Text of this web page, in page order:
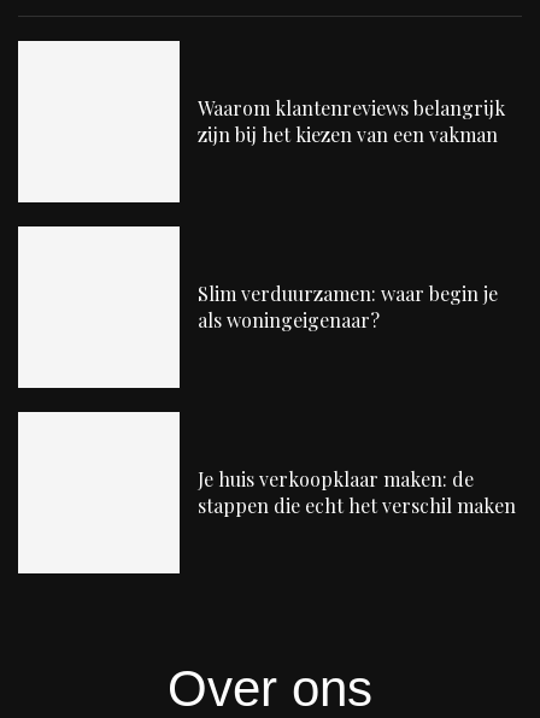
Waarom klantenreviews belangrijk
zijn bij het kiezen van een vakman
Slim verduurzamen: waar begin je
als woningeigenaar?
Je huis verkoopklaar maken: de
stappen die echt het verschil maken
Over ons